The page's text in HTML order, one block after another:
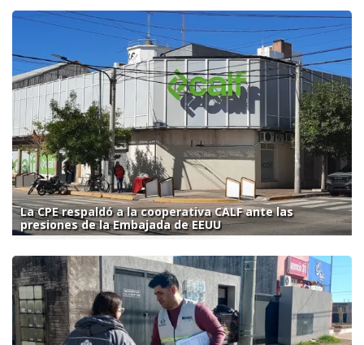
La CPE respaldó a la cooperativa CALF ante las
presiones de la Embajada de EEUU